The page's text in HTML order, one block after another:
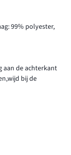
99% polyester,
de achterkant
bij de